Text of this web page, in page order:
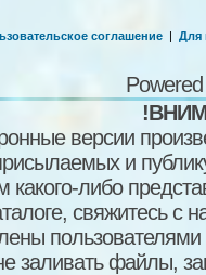
соглашение | Для
версии
и
какого-либо
свяжитесь
пользователями
заливать файлы,